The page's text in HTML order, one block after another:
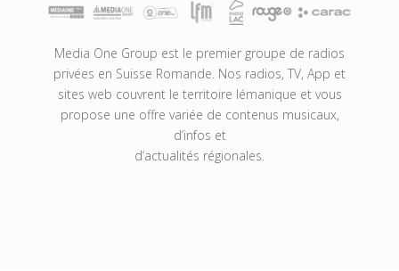
Media One Group est le premier groupe de radios
privées en Suisse Romande. Nos radios, TV, App et
sites web couvrent le territoire lémanique et vous
propose une offre variée de contenus musicaux,
d’infos et
d’actualités régionales.